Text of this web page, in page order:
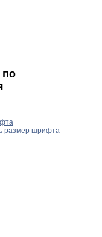
по
размер шрифта